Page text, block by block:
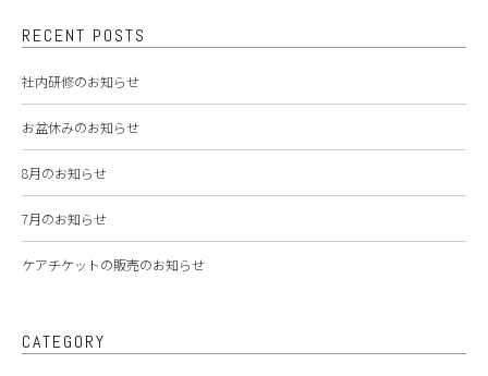
RECENT POSTS
社内研修のお知らせ
お盆休みのお知らせ
8月のお知らせ
7月のお知らせ
ケアチケットの販売のお知らせ
CATEGORY